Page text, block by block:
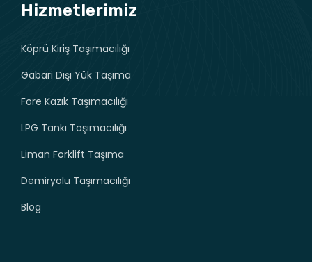
Hizmetlerimiz
Köprü Kiriş Taşımacılığı
Gabari Dışı Yük Taşıma
Fore Kazık Taşımacılığı
LPG Tankı Taşımacılığı
Liman Forklift Taşıma
Demiryolu Taşımacılığı
Blog